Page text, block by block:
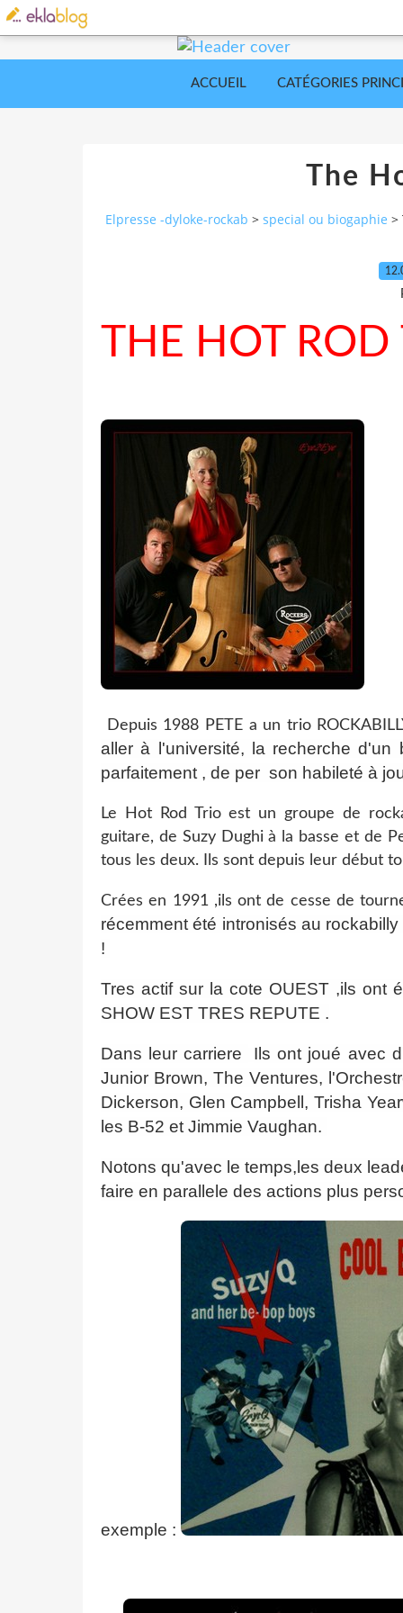
ACCUEIL CATÉGORIES
The
Elpresse -dyloke-rockab > special ou biogaphie >
THE HOT ROD
Depuis 1988 PETE a un trio
aller à l'université, la recherche d'un
parfaitement , de per son habileté à
Le Hot Rod Trio est un groupe de
guitare, de Suzy Dughi à la basse et de
tous les deux. Ils sont depuis leur début
Crées en 1991 ,ils ont de cesse de
récemment été intronisés au
!
Tres actif sur la cote OUEST ,ils ont
SHOW EST TRES REPUTE .
Dans leur carriere
Ils ont joué avec
Junior Brown, The Ventures,
Dickerson, Glen Campbell, Trisha
les B-52 et Jimmie Vaughan.
Notons qu'avec le temps,les deux
faire en parallele des actions plus
exemple :